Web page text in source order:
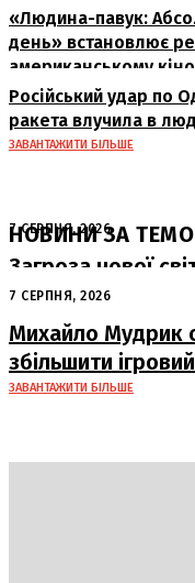
«Людина-павук:
день» встановлює
американському
Російський удар по
ракета влучила в
ЗАВАНТАЖИТИ БІЛЬШЕ
НОВИНИ ЗА
7 СЕРПНЯ, 2026
Загроза нової
попередив про
судна
7 СЕРПНЯ, 2026
Михайло Мудрик
збільшити
ЗАВАНТАЖИТИ БІЛЬШЕ